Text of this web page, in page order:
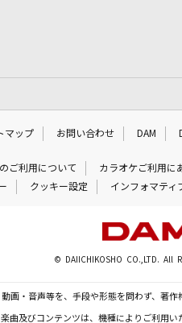
マップ お問い合わせ DAM
ご利用について カラオケご利用に
クッキー設定 インフォマティ
© DAIICHIKOSHO CO.,LTD. All
画・音声等を、手段や形態を問わず、著
楽曲及びコンテンツは、機種によりご利用い